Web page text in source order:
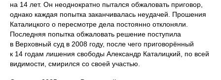
на 14 лет. Он неоднократно пытался обжаловать приговор,
однако каждая попытка заканчивалась неудачей. Прошения
Каталицкого о пересмотре дела постоянно отклоняли.
Последняя попытка обжаловать решение поступила
в Верховный суд в 2008 году, после чего приговорённый
к 14 годам лишения свободы Александр Каталицкий, по всей
видимости, смирился со своей участью.